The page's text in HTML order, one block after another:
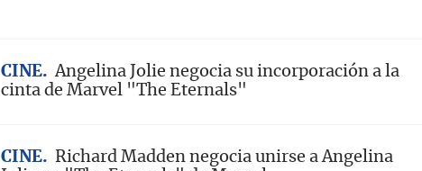
CINE
Angelina Jolie negocia su incorporación a la
cinta de Marvel "The Eternals"
CINE
Richard Madden negocia unirse a Angelina